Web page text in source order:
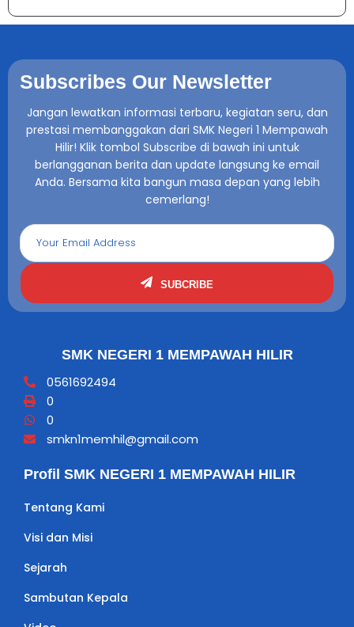
Subscribes Our Newsletter
Jangan lewatkan informasi terbaru, kegiatan seru, dan
prestasi membanggakan dari SMK Negeri 1 Mempawah
Hilir! Klik tombol Subscribe di bawah ini untuk
berlangganan berita dan update langsung ke email
Anda. Bersama kita bangun masa depan yang lebih
cemerlang!
SUBCRIBE
SMK NEGERI 1 MEMPAWAH HILIR
0561692494
0
0
smkn1memhil@gmail.com
Profil SMK NEGERI 1 MEMPAWAH HILIR
Tentang Kami
Visi dan Misi
Sejarah
Sambutan Kepala